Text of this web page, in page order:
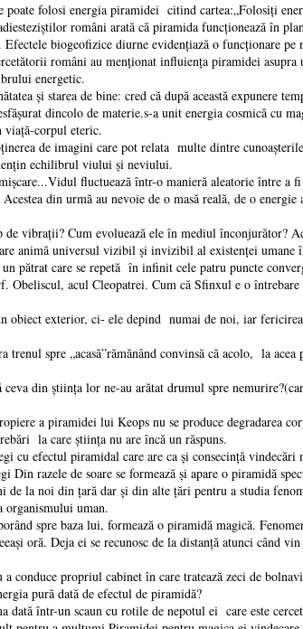
folosi energia piramidei citind cartea:„Folosiți
români arată că piramida funcționează în
biogeofizice diurne evidențiază o funcționare pe
români au menționat influiența piramidei
energetic.
și starea de bine: cred că după această expunere
dincolo de materie.s-a unit energia cosmică cu
viață-corpul eteric.
de imagini care pot relata multe dintre
echilibrul viului și neviului.
fluctuează într-o manieră aleatorie între a fi
din urmă au nevoie de o masă reală, de o energie
Cum evoluează ele în mediul înconjurător?
animă universul vizibil și invizibil al existenței umane
care se repetă în infinit cele patru puncte
acul Cleopatrei. Cum că Sfinxul e o întrebare
exterior, ci- ele depind numai de noi, iar fericirea
spre „acasă”rămănând convinsă că acolo, la
din știința lor ne-au arătat drumul spre
a piramidei lui Keops nu se produce degradarea
la care știința nu are încă un răspuns.
efectul piramidal care are ca și consecință vindecări
razele de soare se formează și apare o piramidă
la noi din țară dar și din alte țări pentru a studia
organismului uman.
spre baza lui, formează o piramidă magică.
oră. Deja ei se recunosc de la distanță atunci când
propriul cabinet în care tratează zeci de
pură dată de efectul de piramidă?
într-un scaun cu rotile de nepotul ei care este